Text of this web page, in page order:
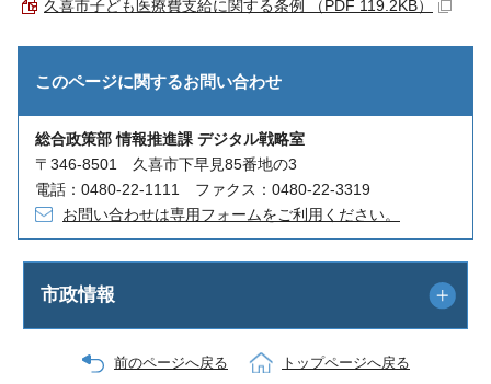
久喜市子ども医療費支給に関する条例 （PDF 119.2KB）
このページに関するお問い合わせ
総合政策部 情報推進課 デジタル戦略室
〒346-8501 久喜市下早見85番地の3
電話：0480-22-1111 ファクス：0480-22-3319
お問い合わせは専用フォームをご利用ください。
市政情報
前のページへ戻る トップページへ戻る